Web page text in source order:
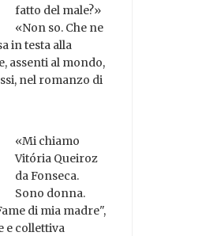
fatto del male?»
«Non so. Che ne
in testa alla
assenti al mondo,
nel romanzo di
«Mi chiamo
Vitória Queiroz
da Fonseca.
Sono donna.
di mia madre",
e collettiva